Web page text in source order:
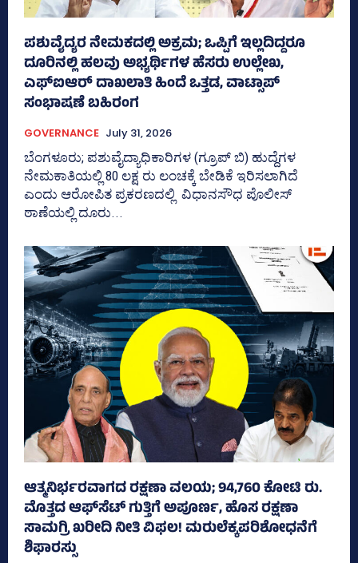
ಪಶುವೈದ್ಯರ ನೇಮಕದಲ್ಲಿ ಅಕ್ರಮ; ಒಪ್ಪಿಗೆ ಇಲ್ಲದಿದ್ದರೂ
ದೂರಿನಲ್ಲಿ ಹಲವು ಅಭ್ಯರ್ಥಿಗಳ ಹೆಸರು ಉಲ್ಲೇಖ,
ಎಫ್‌ಐಆರ್ ದಾಖಲಾತಿ ಹಿಂದೆ ಒತ್ತಡ, ವಾಟ್ಸಾಪ್‌
ಸಂಭಾಷಣೆ ಬಹಿರಂಗ
GOVERNANCE July 31, 2026
ಬೆಂಗಳೂರು; ಪಶುವೈದ್ಯಾಧಿಕಾರಿಗಳ (ಗ್ರೂಪ್ ಬಿ) ಹುದ್ದೆಗಳ
ನೇಮಕಾತಿಯಲ್ಲಿ 80 ಲಕ್ಷ ರು ಲಂಚಕ್ಕೆ ಬೇಡಿಕೆ ಇರಿಸಲಾಗಿದೆ
ಎಂದು ಆರೋಪಿತ ಪ್ರಕರಣದಲ್ಲಿ ವಿಧಾನಸೌಧ ಪೊಲೀಸ್‌
ಠಾಣೆಯಲ್ಲಿ ದೂರು...
ಆತ್ಮನಿರ್ಭರವಾಗದ ರಕ್ಷಣಾ ವಲಯ; 94,760 ಕೋಟಿ ರು.
ಮೊತ್ತದ ಆಫ್‌ಸೆಟ್ ಗುತ್ತಿಗೆ ಅಪೂರ್ಣ, ಹೊಸ ರಕ್ಷಣಾ
ಸಾಮಗ್ರಿ ಖರೀದಿ ನೀತಿ ವಿಫಲ! ಮರುಲೆಕ್ಕಪರಿಶೋಧನೆಗೆ
ಶಿಫಾರಸ್ಸು